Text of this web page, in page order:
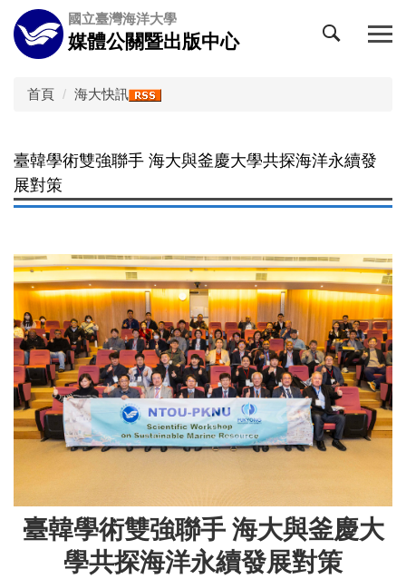
跳
到
主
國立臺灣海洋大學
媒體公關暨出版中心
首頁 海大快訊
臺韓學術雙強聯手 海大與釜慶大學共探海洋永續發
展對策
臺韓學術雙強聯手 海大與釜慶大
學共探海洋永續發展對策